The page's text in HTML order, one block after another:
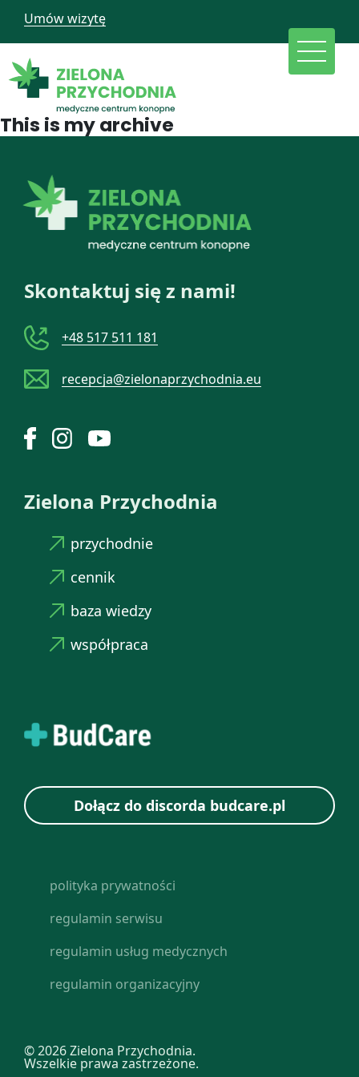
Umów wizytę
This is my archive
Skontaktuj się z nami!
+48 517 511 181
recepcja@zielonaprzychodnia.eu
Zielona Przychodnia
przychodnie
cennik
baza wiedzy
współpraca
Dołącz do discorda budcare.pl
polityka prywatności
regulamin serwisu
regulamin usług medycznych
regulamin organizacyjny
© 2026 Zielona Przychodnia.
Wszelkie prawa zastrzeżone.